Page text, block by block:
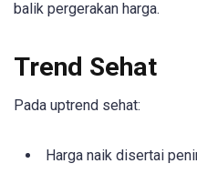
balik pergerakan harga.
Trend Sehat
Pada uptrend sehat:
Harga naik disertai